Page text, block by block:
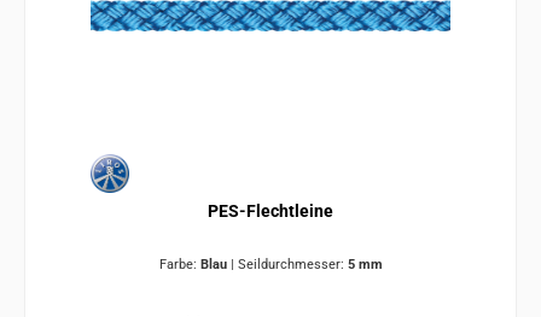
PES-Flechtleine
Farbe: Blau | Seildurchmesser: 5 mm